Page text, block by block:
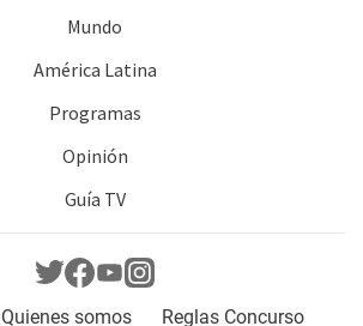
Mundo
América Latina
Programas
Opinión
Guía TV
Quienes somos Reglas Concurso